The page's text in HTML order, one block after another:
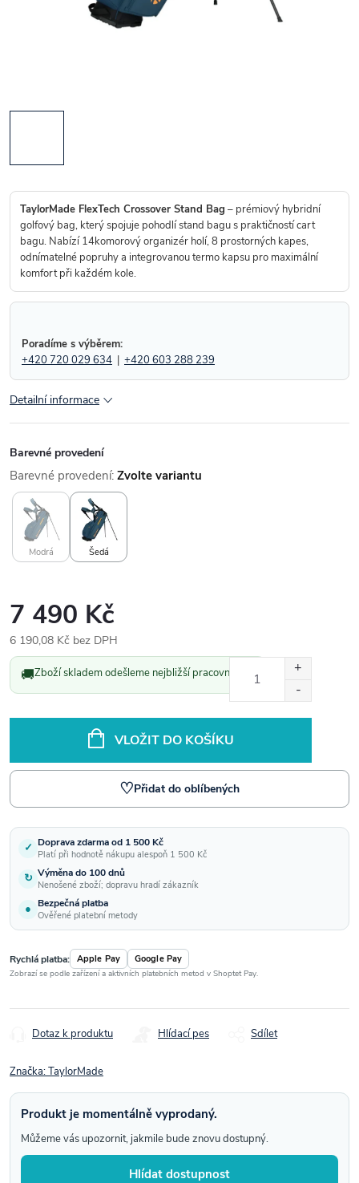
TaylorMade FlexTech Crossover Stand Bag – prémiový hybridní
golfový bag, který spojuje pohodlí stand bagu s praktičností cart
bagu. Nabízí 14komorový organizér holí, 8 prostorných kapes,
odnímatelné popruhy a integrovanou termo kapsu pro maximální
komfort při každém kole.
Poradíme s výběrem:
+420 720 029 634 | +420 603 288 239
Detailní informace
Barevné provedení
Barevné provedení: Zvolte variantu
Modrá Šedá
7 490 Kč
6 190,08 Kč bez DPH
Měrná
cena:
🚚Zboží skladem odešleme nejbližší pracovní den.
VLOŽIT DO KOŠÍKU
♡Přidat do oblíbených
✓ Doprava zdarma od 1 500 Kč
Platí při hodnotě nákupu alespoň 1 500 Kč
↻ Výměna do 100 dnů
Nenošené zboží; dopravu hradí zákazník
● Bezpečná platba
Ověřené platební metody
Rychlá platba: Apple Pay Google Pay
Zobrazí se podle zařízení a aktivních platebních metod v Shoptet Pay.
Dotaz k produktu Hlídací pes Sdílet
Značka:TaylorMade
Produkt je momentálně vyprodaný.
Můžeme vás upozornit, jakmile bude znovu dostupný.
Hlídat dostupnost